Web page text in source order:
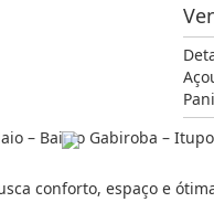
– Bairro Gabiroba –
conforto, espaço e